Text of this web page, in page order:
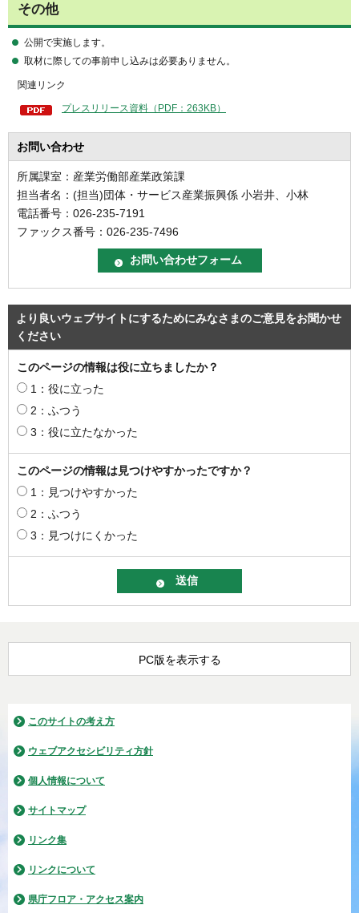
その他
公開で実施します。
取材に際しての事前申し込みは必要ありません。
関連リンク
プレスリリース資料（PDF：263KB）
お問い合わせ
所属課室：産業労働部産業政策課
担当者名：(担当)団体・サービス産業振興係 小岩井、小林
電話番号：026-235-7191
ファックス番号：026-235-7496
より良いウェブサイトにするためにみなさまのご意見をお聞かせ
ください
このページの情報は役に立ちましたか？
1：役に立った
2：ふつう
3：役に立たなかった
このページの情報は見つけやすかったですか？
1：見つけやすかった
2：ふつう
3：見つけにくかった
PC版を表示する
このサイトの考え方
ウェブアクセシビリティ方針
個人情報について
サイトマップ
リンク集
リンクについて
県庁フロア・アクセス案内